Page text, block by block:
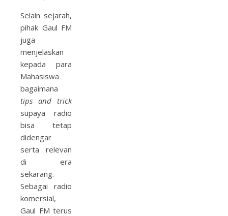
Selain sejarah,
pihak Gaul FM
juga
menjelaskan
kepada para
Mahasiswa
bagaimana
tips and trick
supaya radio
bisa tetap
didengar
serta relevan
di era
sekarang.
Sebagai radio
komersial,
Gaul FM terus